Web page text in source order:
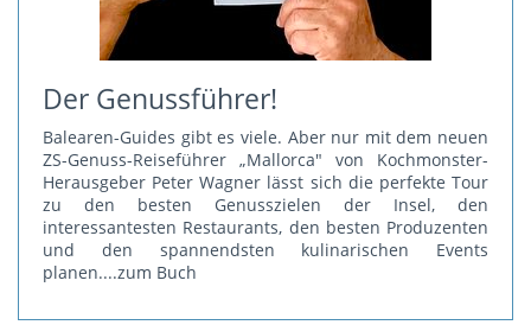
Der Genussführer!
Balearen-Guides gibt es viele. Aber nur mit dem neuen
ZS-Genuss-Reiseführer „Mallorca" von Kochmonster-
Herausgeber Peter Wagner lässt sich die perfekte Tour
zu den besten Genusszielen der Insel, den
interessantesten Restaurants, den besten Produzenten
und den spannendsten kulinarischen Events
planen....zum Buch